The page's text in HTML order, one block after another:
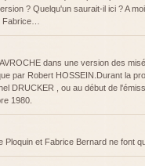
? Quelqu'un saurait-il ici ? A
Fabrice…
dans une version des
par Robert HOSSEIN.Durant la
DRUCKER , ou au début de
1980.
Ploquin et Fabrice Bernard ne font